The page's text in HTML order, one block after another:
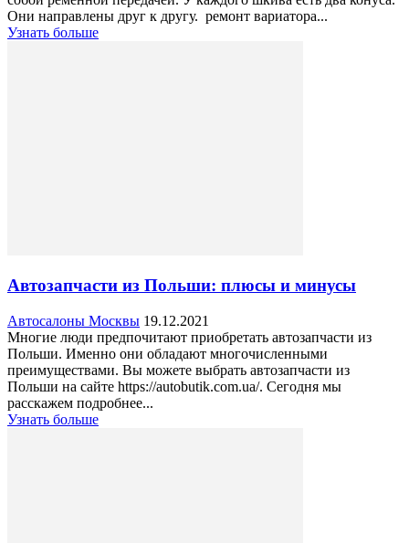
Они направлены друг к другу. ремонт вариатора...
Узнать больше
Автозапчасти из Польши: плюсы и минусы
Автосалоны Москвы 19.12.2021
Многие люди предпочитают приобретать автозапчасти из
Польши. Именно они обладают многочисленными
преимуществами. Вы можете выбрать автозапчасти из
Польши на сайте https://autobutik.com.ua/. Сегодня мы
расскажем подробнее...
Узнать больше